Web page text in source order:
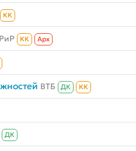
КК
КК Aрх
ВТБ ДК КК
ДК